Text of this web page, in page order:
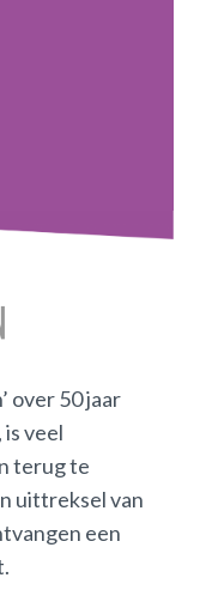
over 50 jaar
veel
terug te
uittreksel van
een